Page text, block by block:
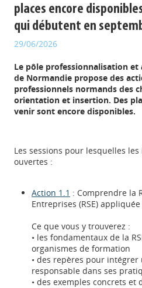
places encore
qui débutent en
29/06/2026
Le pôle professionnalisation
de Normandie propose des
professionnels normands des
orientation et insertion. Des
venir sont encore disponibles.
Les sessions pour lesquelles
ouvertes :
Action 1.1 : Comprendre la
Entreprises (RSE)
Ce que vous y trouverez :
• les fondamentaux de la
organismes de formation
• des repères pour
responsable dans ses
• des exemples concrets et